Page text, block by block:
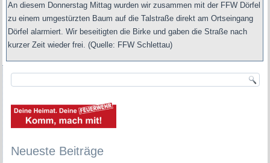
An diesem Donnerstag Mittag wurden wir zusammen mit der FFW Dörfel
zu einem umgestürzten Baum auf die Talstraße direkt am Ortseingang
Dörfel alarmiert. Wir beseitigten die Birke und gaben die Straße nach
kurzer Zeit wieder frei.(Quelle: FFW Schlettau)
Neueste Beiträge